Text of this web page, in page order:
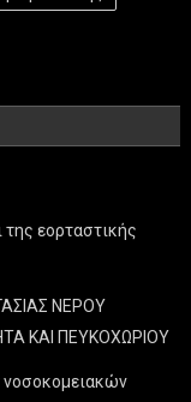
εορταστικής
ΝΕΡΟΥ
ΚΑΙ ΠΕΥΚΟΧΩΡΙΟΥ